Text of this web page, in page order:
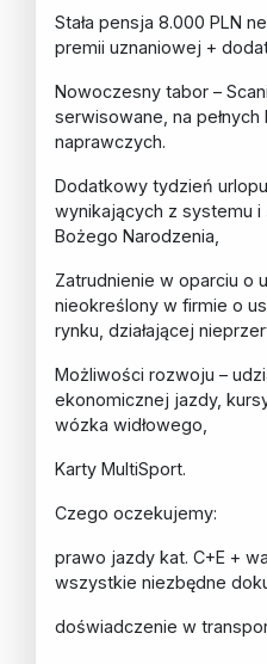
Stała pensja 8.000 PLN
premii uznaniowej +
Nowoczesny tabor –
serwisowane, na
naprawczych.
Dodatkowy tydzień
wynikających z systemu
Bożego Narodzenia,
Zatrudnienie w oparciu o
nieokreślony w firmie o
rynku, działającej
Możliwości rozwoju –
ekonomicznej jazdy,
wózka widłowego,
Karty MultiSport.
Czego oczekujemy:
prawo jazdy kat. C+E +
wszystkie niezbędne
doświadczenie w